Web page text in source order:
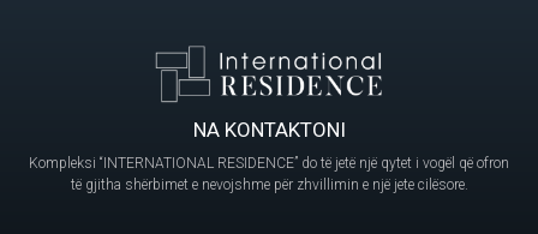
NA KONTAKTONI
Kompleksi “INTERNATIONAL RESIDENCE” do të jetë një qytet i vogël që ofron
të gjitha shërbimet e nevojshme për zhvillimin e një jete cilësore.